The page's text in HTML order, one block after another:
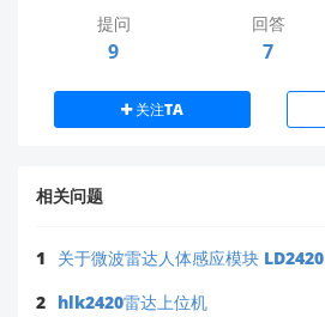
提问
9
回答
7
关注TA
相关问题
1
关于微波雷达人体感应模块 LD2420
2 hlk2420雷达上位机